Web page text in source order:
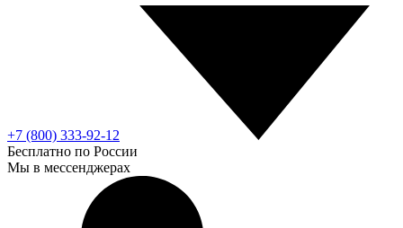
+7 (800) 333-92-12
Бесплатно по России
Мы в мессенджерах